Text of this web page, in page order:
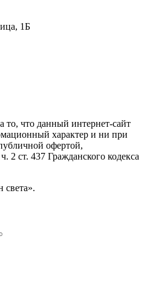
1Б
что данный интернет-сайт
характер и ни при
офертой,
2 ст. 437 Гражданского кодекса
света».